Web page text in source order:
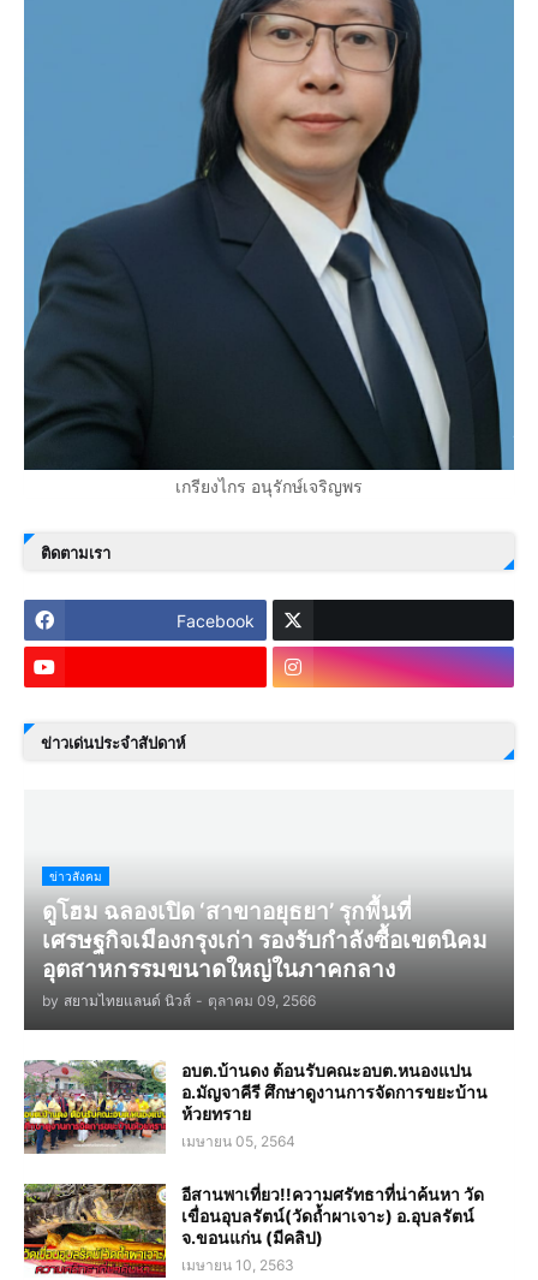
เกรียงไกร อนุรักษ์เจริญพร
ติดตามเรา
Facebook
ข่าวเด่นประจำสัปดาห์
ข่าวสังคม
ดูโฮม ฉลองเปิด ‘สาขาอยุธยา’ รุกพื้นที่
เศรษฐกิจเมืองกรุงเก่า รองรับกำลังซื้อเขตนิคม
อุตสาหกรรมขนาดใหญ่ในภาคกลาง
by สยามไทยแลนด์ นิวส์ - ตุลาคม 09, 2566
อบต.บ้านดง ต้อนรับคณะอบต.หนองแปน
อ.มัญจาคีรี ศึกษาดูงานการจัดการขยะบ้าน
ห้วยทราย
เมษายน 05, 2564
อีสานพาเที่ยว!!ความศรัทธาที่น่าค้นหา วัด
เขื่อนอุบลรัตน์(วัดถ้ำผาเจาะ) อ.อุบลรัตน์
จ.ขอนแก่น (มีคลิป)
เมษายน 10, 2563